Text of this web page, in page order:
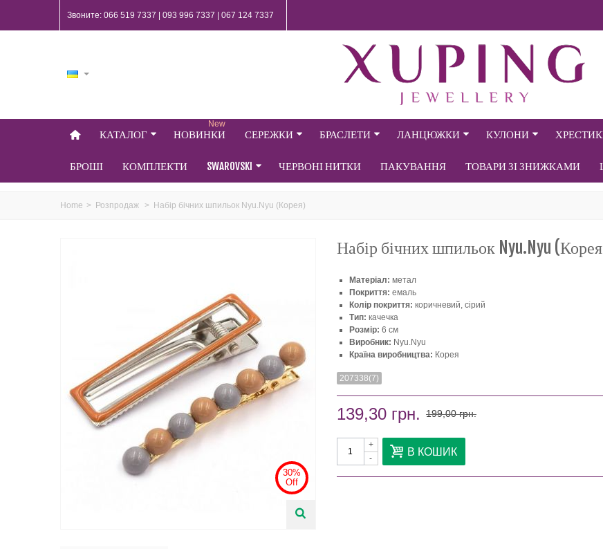
Звоните: 066 519 7337 | 093 996 7337 | 067 124 7337
КАТАЛОГ НОВИНКИ
New
СЕРЕЖКИ БРАСЛЕТИ ЛАНЦЮЖКИ КУЛОНИ
БРОШІ КОМПЛЕКТИ SWAROVSKI ЧЕРВОНІ НИТКИ ПАКУВАННЯ ТОВАРИ ЗІ ЗНИЖКАМИ
Home > Розпродаж > Набір бічних шпильок Nyu.Nyu (Корея)
30%
Off
Набір бічних шпильок Nyu.Nyu
Матеріал: метал
Покриття: емаль
Колір покриття: коричневий, сірий
Тип: качечка
Розмір: 6 см
Виробник: Nyu.Nyu
Країна виробництва: Корея
207338(7)
139,30 грн. 199,00 грн.
-
+ В КОШИК